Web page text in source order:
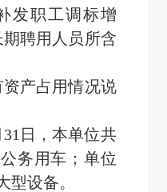
发职工调标增
聘用人员所含
资产占用情况说
31日，本单位共
务用车；单位
型设备。